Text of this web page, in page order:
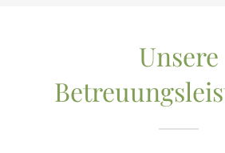
Unsere